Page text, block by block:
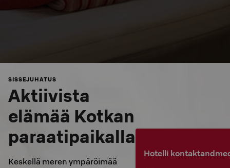
SISSEJUHATUS
Aktiivista
elämää Kotkan
paraatipaikalla
Keskellä meren ympäröimää
Hotelli